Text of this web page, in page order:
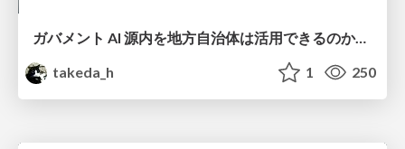
ガバメント AI 源内を地方自治体は活用できるのか 可能性と課題、期待について
takeda_h
1 250